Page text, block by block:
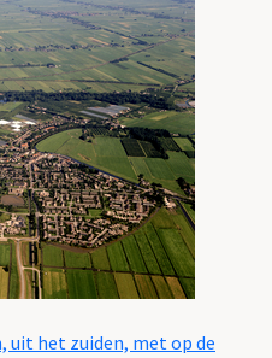
uit het zuiden, met op de